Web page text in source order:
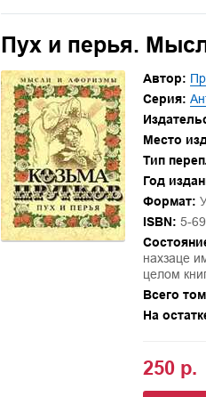
Пух и перья.
Автор:
Серия:
Место
Тип
Год
Формат:
ISBN: 5-
нахзаце
целом
Всего
На
250 р.